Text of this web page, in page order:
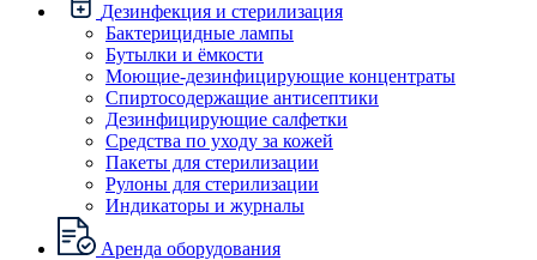
Дезинфекция и стерилизация
Бактерицидные лампы
Бутылки и ёмкости
Моющие-дезинфицирующие концентраты
Спиртосодержащие антисептики
Дезинфицирующие салфетки
Средства по уходу за кожей
Пакеты для стерилизации
Рулоны для стерилизации
Индикаторы и журналы
Аренда оборудования